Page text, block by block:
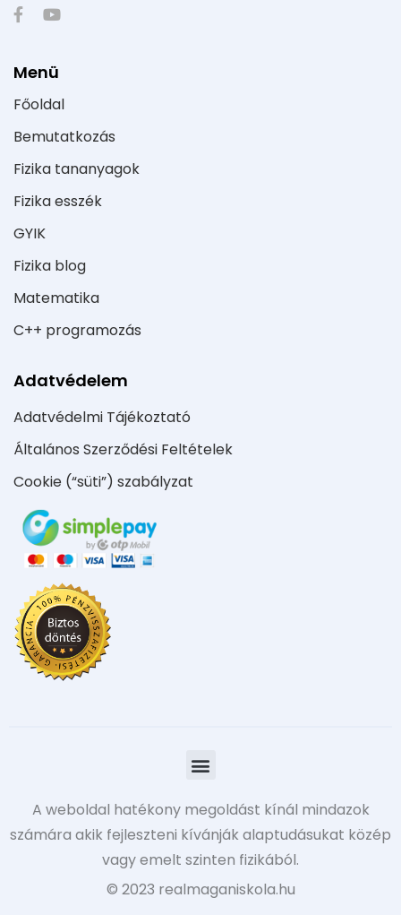
Menü
Főoldal
Bemutatkozás
Fizika tananyagok
Fizika esszék
GYIK
Fizika blog
Matematika
C++ programozás
Adatvédelem
Adatvédelmi Tájékoztató
Általános Szerződési Feltételek
Cookie (“süti”) szabályzat
A weboldal hatékony megoldást kínál mindazok
számára akik fejleszteni kívánják alaptudásukat közép
vagy emelt szinten fizikából.
© 2023 realmaganiskola.hu​